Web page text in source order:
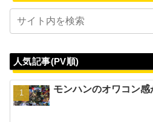
人気記事(PV順)
モンハンのオワコン感